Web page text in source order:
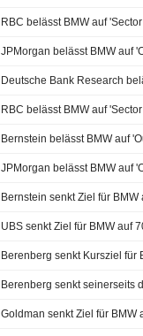
RBC belässt BMW auf
JPMorgan belässt BMW auf
Deutsche Bank Research
RBC belässt BMW auf
Bernstein belässt BMW auf
JPMorgan belässt BMW auf
Bernstein senkt Ziel für
UBS senkt Ziel für BMW auf
Berenberg senkt seinerseits
Goldman senkt Ziel für BMW